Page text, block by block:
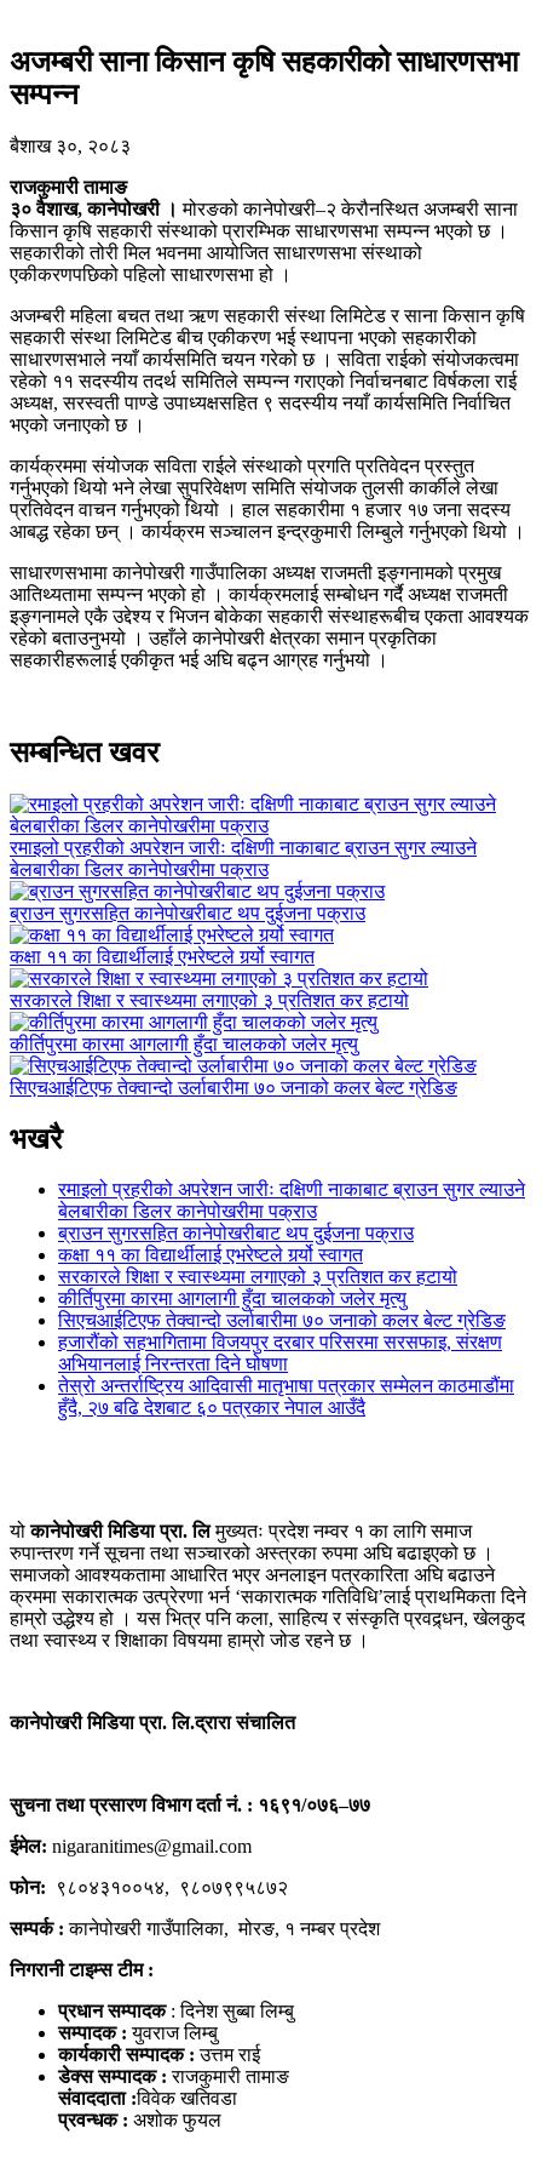
अजम्बरी साना किसान कृषि सहकारीको साधारणसभा
सम्पन्न
बैशाख ३०, २०८३
राजकुमारी तामाङ
३० वैशाख, कानेपोखरी । मोरङको कानेपोखरी–२ केरौनस्थित अजम्बरी साना
किसान कृषि सहकारी संस्थाको प्रारम्भिक साधारणसभा सम्पन्न भएको छ ।
सहकारीको तोरी मिल भवनमा आयोजित साधारणसभा संस्थाको
एकीकरणपछिको पहिलो साधारणसभा हो ।
अजम्बरी महिला बचत तथा ऋण सहकारी संस्था लिमिटेड र साना किसान कृषि
सहकारी संस्था लिमिटेड बीच एकीकरण भई स्थापना भएको सहकारीको
साधारणसभाले नयाँ कार्यसमिति चयन गरेको छ । सविता राईको संयोजकत्वमा
रहेको ११ सदस्यीय तदर्थ समितिले सम्पन्न गराएको निर्वाचनबाट विर्षकला राई
अध्यक्ष, सरस्वती पाण्डे उपाध्यक्षसहित ९ सदस्यीय नयाँ कार्यसमिति निर्वाचित
भएको जनाएको छ ।
कार्यक्रममा संयोजक सविता राईले संस्थाको प्रगति प्रतिवेदन प्रस्तुत
गर्नुभएको थियो भने लेखा सुपरिवेक्षण समिति संयोजक तुलसी कार्कीले लेखा
प्रतिवेदन वाचन गर्नुभएको थियो । हाल सहकारीमा १ हजार १७ जना सदस्य
आबद्ध रहेका छन् । कार्यक्रम सञ्चालन इन्द्रकुमारी लिम्बुले गर्नुभएको थियो ।
साधारणसभामा कानेपोखरी गाउँपालिका अध्यक्ष राजमती इङ्गनामको प्रमुख
आतिथ्यतामा सम्पन्न भएको हो । कार्यक्रमलाई सम्बोधन गर्दै अध्यक्ष राजमती
इङ्गनामले एकै उद्देश्य र भिजन बोकेका सहकारी संस्थाहरूबीच एकता आवश्यक
रहेको बताउनुभयो । उहाँले कानेपोखरी क्षेत्रका समान प्रकृतिका
सहकारीहरूलाई एकीकृत भई अघि बढ्न आग्रह गर्नुभयो ।
सम्बन्धित खवर
रमाइलो प्रहरीको अपरेशन जारीः दक्षिणी नाकाबाट ब्राउन सुगर ल्याउने
बेलबारीका डिलर कानेपोखरीमा पक्राउ
ब्राउन सुगरसहित कानेपोखरीबाट थप दुईजना पक्राउ
कक्षा ११ का विद्यार्थीलाई एभरेष्टले गर्र्यो स्वागत
सरकारले शिक्षा र स्वास्थ्यमा लगाएको ३ प्रतिशत कर हटायो
कीर्तिपुरमा कारमा आगलागी हुँदा चालकको जलेर मृत्यु
सिएचआईटिएफ तेक्वान्दो उर्लाबारीमा ७० जनाको कलर बेल्ट ग्रेडिङ
भखरै
रमाइलो प्रहरीको अपरेशन जारीः दक्षिणी नाकाबाट ब्राउन सुगर ल्याउने
बेलबारीका डिलर कानेपोखरीमा पक्राउ
ब्राउन सुगरसहित कानेपोखरीबाट थप दुईजना पक्राउ
कक्षा ११ का विद्यार्थीलाई एभरेष्टले गर्र्यो स्वागत
सरकारले शिक्षा र स्वास्थ्यमा लगाएको ३ प्रतिशत कर हटायो
कीर्तिपुरमा कारमा आगलागी हुँदा चालकको जलेर मृत्यु
सिएचआईटिएफ तेक्वान्दो उर्लाबारीमा ७० जनाको कलर बेल्ट ग्रेडिङ
हजारौंको सहभागितामा विजयपुर दरबार परिसरमा सरसफाइ, संरक्षण
अभियानलाई निरन्तरता दिने घोषणा
तेस्रो अन्तर्राष्ट्रिय आदिवासी मातृभाषा पत्रकार सम्मेलन काठमाडौंमा
हुँदै, २७ बढि देशबाट ६० पत्रकार नेपाल आउँदै
योकानेपोखरी मिडिया प्रा. लिमुख्यतः प्रदेश नम्वर १ का लागि समाज
रुपान्तरण गर्ने सूचना तथा सञ्चारको अस्त्रका रुपमा अघि बढाइएको छ ।
समाजको आवश्यकतामा आधारित भएर अनलाइन पत्रकारिता अघि बढाउने
क्रममा सकारात्मक उत्प्रेरणा भर्न ‘सकारात्मक गतिविधि’लाई प्राथमिकता दिने
हाम्रो उद्धेश्य हो । यस भित्र पनि कला, साहित्य र संस्कृति प्रवद्र्धन, खेलकुद
तथा स्वास्थ्य र शिक्षाका विषयमा हाम्रो जोड रहने छ ।
कानेपोखरी मिडिया प्रा. लि.द्रारा संचालित
सुचना तथा प्रसारण विभाग दर्ता नं. : १६९१/०७६–७७
ईमेल: nigaranitimes@gmail.com
फोन:
९८०४३१००५४, ९८०७९९५८७२
सम्पर्क :कानेपोखरी गाउँपालिका, मोरङ, १ नम्बर प्रदेश
निगरानी टाइम्स टीम :
प्रधान सम्पादक : दिनेश सुब्बा लिम्बु
सम्पादक :युवराज लिम्बु
कार्यकारी सम्पादक : उत्तम राई
डेक्स सम्पादक :राजकुमारी तामाङ
संवाददाता :विवेक खतिवडा
प्रवन्धक : अशोक फुयल